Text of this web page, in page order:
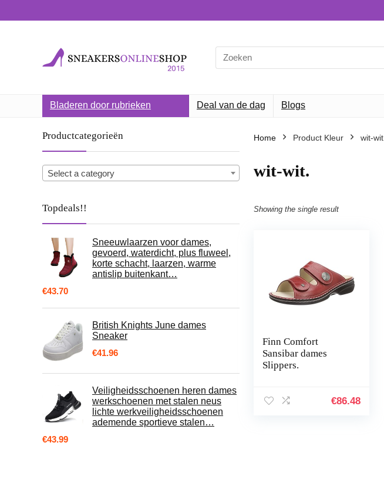
Search
for:
Bladeren door rubrieken Deal van de dag Blogs
Productcategorieën
Select a category
Topdeals!!
Sneeuwlaarzen voor dames,
gevoerd, waterdicht, plus fluweel,
korte schacht, laarzen, warme
antislip buitenkant…
€43.70
British Knights June dames
Sneaker
€41.96
Veiligheidsschoenen heren dames
werkschoenen met stalen neus
lichte werkveiligheidsschoenen
ademende sportieve stalen…
€43.99
Home Product Kleur wit-wit.
wit-wit.
Showing the single result
Finn Comfort
Sansibar dames
Slippers.
€86.48